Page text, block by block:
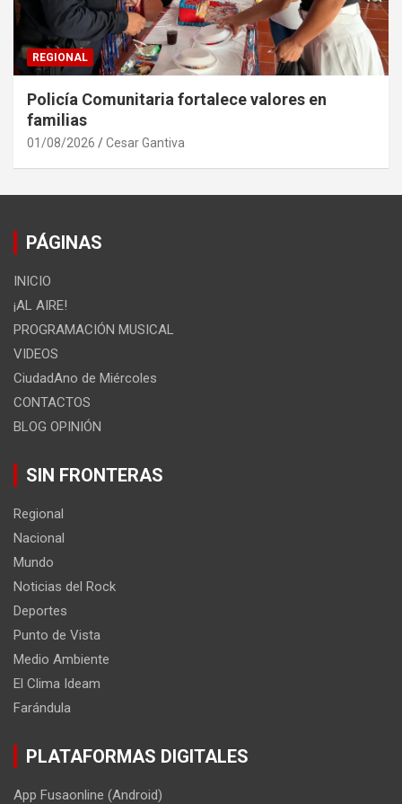
REGIONAL
Policía Comunitaria fortalece valores en
familias
01/08/2026 Cesar Gantiva
PÁGINAS
INICIO
¡AL AIRE!
PROGRAMACIÓN MUSICAL
VIDEOS
CiudadAno de Miércoles
CONTACTOS
BLOG OPINIÓN
SIN FRONTERAS
Regional
Nacional
Mundo
Noticias del Rock
Deportes
Punto de Vista
Medio Ambiente
El Clima Ideam
Farándula
PLATAFORMAS DIGITALES
App Fusaonline (Android)